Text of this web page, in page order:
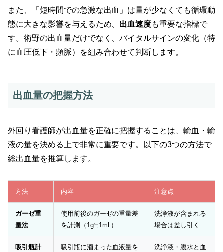
また、「短時間での急激な出血」は量が少なくても循環動
態に大きな影響を与えるため、 出血速度も重要な指標で
す。術野の出血量だけでなく、バイタルサインの変化（特
に血圧低下・頻脈）を組み合わせて判断します。
出血量の把握方法
外回り看護師が出血量を正確に把握することは、輸血・輸
液の量を決める上で非常に重要です。以下の3つの方法で
総出血量を推算します。
方法 内容 注意点
ガーゼ重
量法
使用前後のガーゼの重量差
を計測（1g≒1mL）
洗浄液が含まれる
場合は差し引く
吸引瓶計
吸引瓶に溜まった血液量を
洗浄液・腹水と血